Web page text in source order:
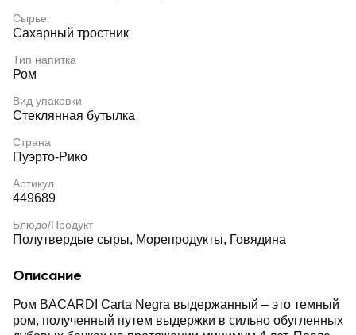
Сырье
Сахарный тростник
Тип напитка
Ром
Вид упаковки
Стеклянная бутылка
Страна
Пуэрто-Рико
Артикул
449689
Блюдо/Продукт
Полутвердые сыры, Морепродукты, Говядина
Описание
Ром BACARDI Carta Negra выдержанный – это темный
ром, полученный путем выдержки в сильно обугленных